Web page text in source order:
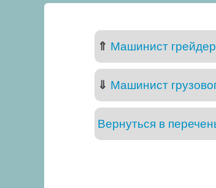
⇑ Машинист
⇓ Машинист
Вернуться в